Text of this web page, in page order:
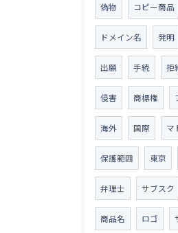
偽物 コピー商品
ドメイン名 発明
出願 手続 拒
侵害 商標権
海外 国際 マ
保護範囲 東京
弁理士 サブスク
商品名 ロゴ